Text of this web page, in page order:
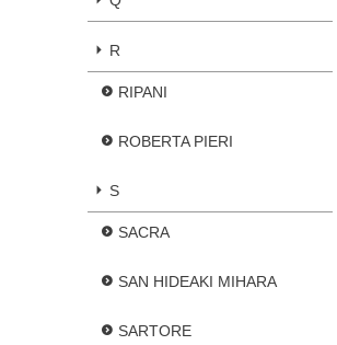
R
RIPANI
ROBERTA PIERI
S
SACRA
SAN HIDEAKI MIHARA
SARTORE